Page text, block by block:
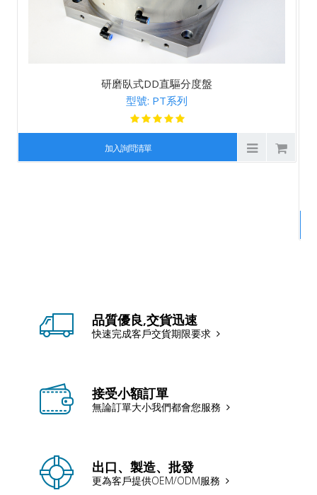
研磨臥式DD直驅分度盤
型號: PT系列
加入詢問清單
品質優良,交貨迅速
快速完成客戶交貨期限要求
接受小額訂單
無論訂單大小我們都會您服務
出口、製造、批發
更為客戶提供OEM/ODM服務